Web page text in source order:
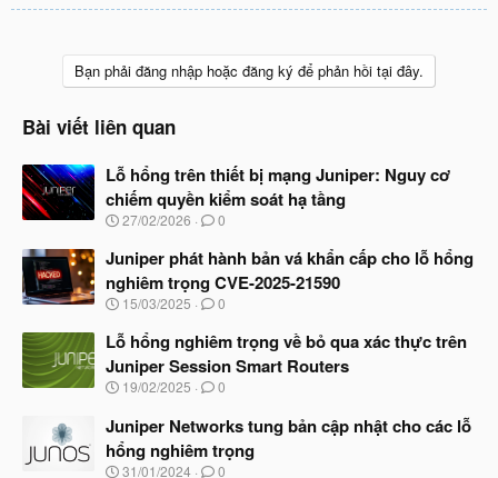
Bạn phải đăng nhập hoặc đăng ký để phản hồi tại đây.
Bài viết liên quan
Lỗ hổng trên thiết bị mạng Juniper: Nguy cơ
chiếm quyền kiểm soát hạ tầng
N
à
b
ắ
đ
ầ
u
27/02/2026 0
Juniper phát hành bản vá khẩn cấp cho lỗ hổng
nghiêm trọng CVE-2025-21590
N
à
b
ắ
đ
ầ
u
15/03/2025 0
Lỗ hổng nghiêm trọng về bỏ qua xác thực trên
Juniper Session Smart Routers
N
à
y
b
19/02/2025 0
Juniper Networks tung bản cập nhật cho các lỗ
hổng nghiêm trọng
N
31/01/2024 0